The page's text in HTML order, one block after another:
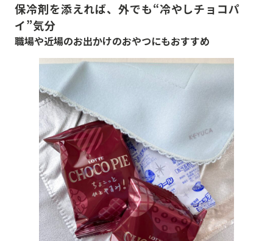
保冷剤を添えれば、外でも“冷やしチョコパ
イ”気分
職場や近場のお出かけのおやつにもおすすめ